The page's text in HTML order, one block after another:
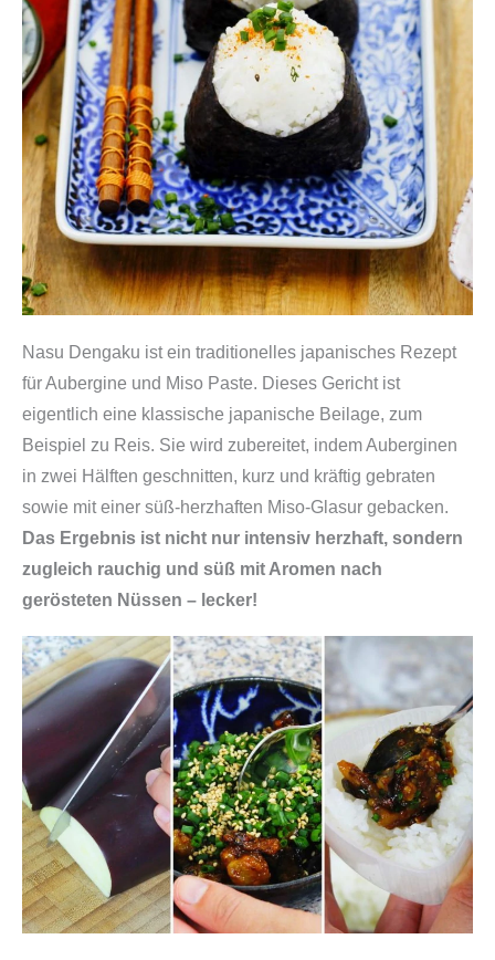
Nasu Dengaku ist ein traditionelles japanisches Rezept
für Aubergine und Miso Paste. Dieses Gericht ist
eigentlich eine klassische japanische Beilage, zum
Beispiel zu Reis. Sie wird zubereitet, indem Auberginen
in zwei Hälften geschnitten, kurz und kräftig gebraten
sowie mit einer süß-herzhaften Miso-Glasur gebacken.
Das Ergebnis ist nicht nur intensiv herzhaft, sondern
zugleich rauchig und süß mit Aromen nach
gerösteten Nüssen – lecker!